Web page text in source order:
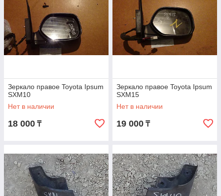
Зеркало правое Toyota Ipsum
SXM10
Нет в наличии
18 000 ₸
Зеркало правое Toyota Ipsum
SXM15
Нет в наличии
19 000 ₸